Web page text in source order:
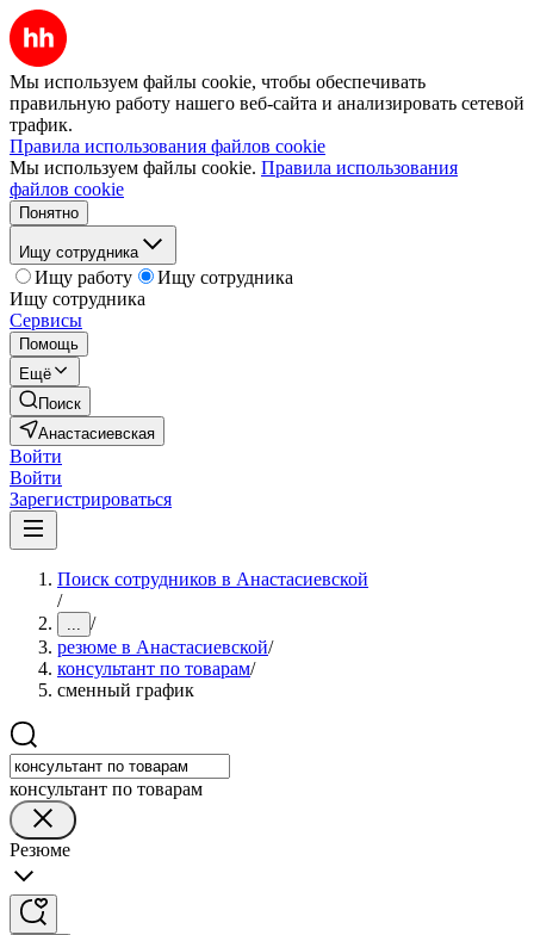
Мы используем файлы cookie, чтобы обеспечивать
правильную работу нашего веб-сайта и анализировать сетевой
трафик.
Правила использования файлов cookie
Мы используем файлы cookie. Правила использования
файлов cookie
Понятно
Ищу сотрудника
Ищу работу
Ищу сотрудника
Ищу сотрудника
Сервисы
Помощь
Ещё
Поиск
Анастасиевская
Войти
Войти
Зарегистрироваться
Поиск сотрудников в Анастасиевской
/
... /
резюме в Анастасиевской/
консультант по товарам/
сменный график
консультант по товарам
Резюме